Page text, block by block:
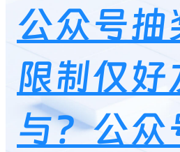
公众号抽
限制仅好
与？公众